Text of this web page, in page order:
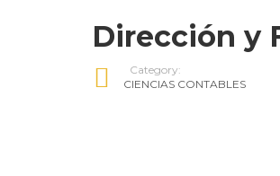
Dirección y
Category:
CIENCIAS CONTABLES